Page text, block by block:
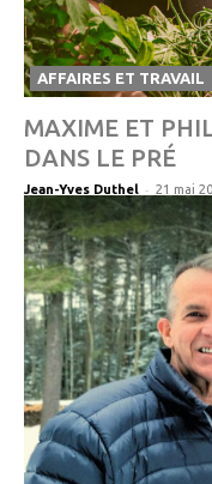
AFFAIRES ET TRAVAIL
MAXIME ET
DANS LE PRÉ
Jean-Yves Duthel - 21 mai